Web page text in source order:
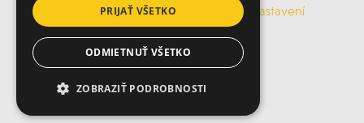
ochrana osobních údajů
Cookies nastavení
© 2026 Biso
PRIJAŤ VŠETKO
ODMIETNUŤ VŠETKO
ZOBRAZIŤ PODROBNOSTI